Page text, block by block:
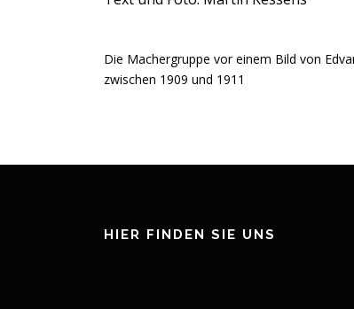
Die Machergruppe vor einem Bild von
zwischen 1909 und 1911
HIER FINDEN SIE UNS